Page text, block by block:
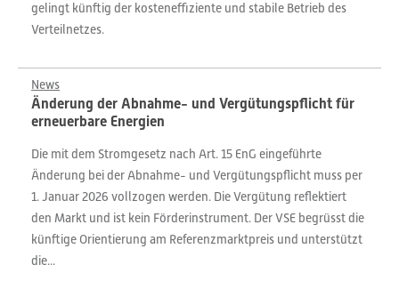
gelingt künftig der kosteneffiziente und stabile Betrieb des
Verteilnetzes.
News
Änderung der Abnahme- und Vergütungspflicht für
erneuerbare Energien
Die mit dem Stromgesetz nach Art. 15 EnG eingeführte
Änderung bei der Abnahme- und Vergütungspflicht muss per
1. Januar 2026 vollzogen werden. Die Vergütung reflektiert
den Markt und ist kein Förderinstrument. Der VSE begrüsst die
künftige Orientierung am Referenzmarktpreis und unterstützt
die...